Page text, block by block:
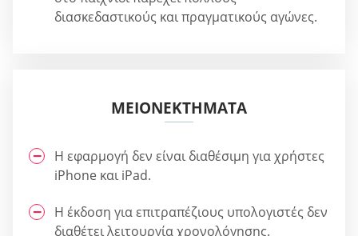
διασκεδαστικούς και πραγματικούς αγώνες.
ΜΕΙΟΝΕΚΤΉΜΑΤΑ
Η εφαρμογή δεν είναι διαθέσιμη για χρήστες
iPhone και iPad.
Η έκδοση για επιτραπέζιους υπολογιστές δεν
διαθέτει λειτουργία χρονολόγησης.